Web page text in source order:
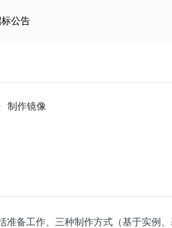
公告
制作镜像
备工作、三种制作方式（基于实例